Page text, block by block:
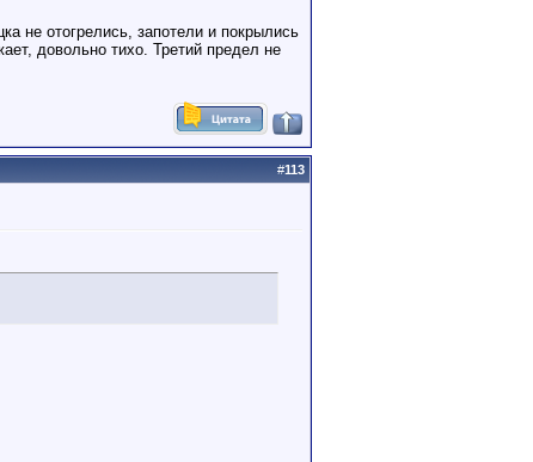
не отогрелись, запотели и покрылись
довольно тихо. Третий предел не
#113